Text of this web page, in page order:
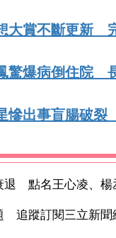
大賞不斷更新
驚爆病倒住院
慘出事盲腸破
退 點名王心凌、楊
追蹤訂閱三立新聞